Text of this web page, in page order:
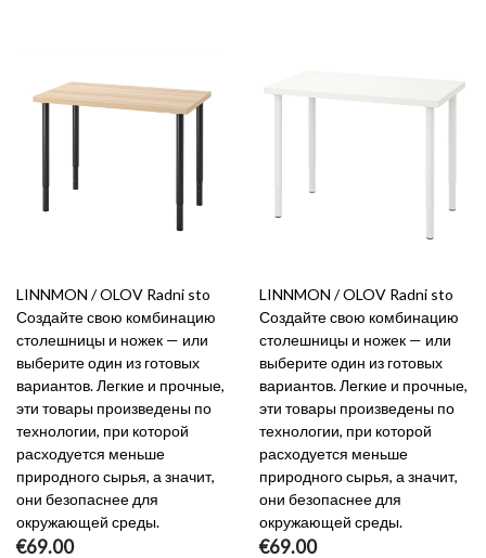
LINNMON / OLOV Radni sto
Создайте свою комбинацию
столешницы и ножек — или
выберите один из готовых
вариантов. Легкие и прочные,
эти товары произведены по
технологии, при которой
расходуется меньше
природного сырья, а значит,
они безопаснее для
окружающей среды.
€69.00
LINNMON / OLOV Radni sto
Создайте свою комбинацию
столешницы и ножек — или
выберите один из готовых
вариантов. Легкие и прочные,
эти товары произведены по
технологии, при которой
расходуется меньше
природного сырья, а значит,
они безопаснее для
окружающей среды.
€69.00